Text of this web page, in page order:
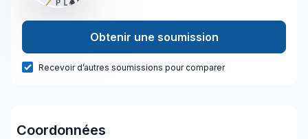
Obtenir une soumission
Recevoir d’autres soumissions pour comparer
Coordonnées